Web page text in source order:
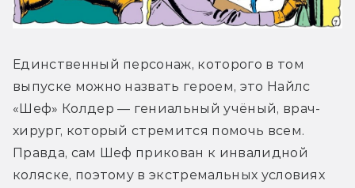
Единственный персонаж, которого в том
выпуске можно назвать героем, это Найлс
«Шеф» Колдер — гениальный учёный, врач-
хирург, который стремится помочь всем.
Правда, сам Шеф прикован к инвалидной
коляске, поэтому в экстремальных условиях